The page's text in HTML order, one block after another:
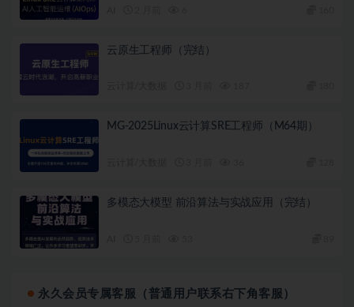
云原生工程师（完结）
MG-2025Linux云计算SRE工程师（M64期）
多模态大模型 前沿算法与实战应用（完结）
永久会员专属客服（普通用户联系右下角客服）